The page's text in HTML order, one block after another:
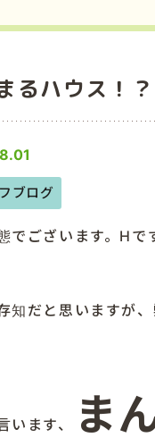
るハウス！
ブログ
でございます。Hで
知だと思いますが、
います、 ま